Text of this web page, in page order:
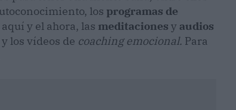
los programas de
y el ahora, las meditaciones y audios
y los vídeos de coaching emocional. Para